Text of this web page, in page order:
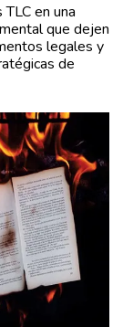
en una
que dejen
legales y
de